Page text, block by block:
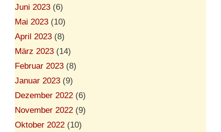
Juni 2023 (6)
Mai 2023 (10)
April 2023 (8)
März 2023 (14)
Februar 2023 (8)
Januar 2023 (9)
Dezember 2022 (6)
November 2022 (9)
Oktober 2022 (10)